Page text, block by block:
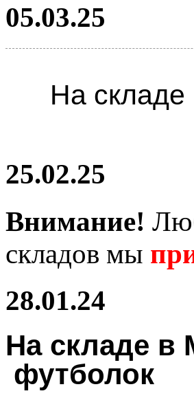
05.03.25
На
25.02.25
Внимание!
складов мы
28.01.24
На складе
футболок